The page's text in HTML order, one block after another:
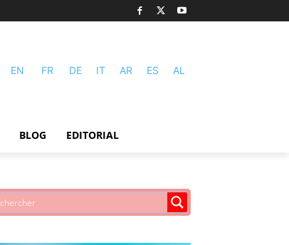
EN FR DE IT AR ES AL
BLOG EDITORIAL